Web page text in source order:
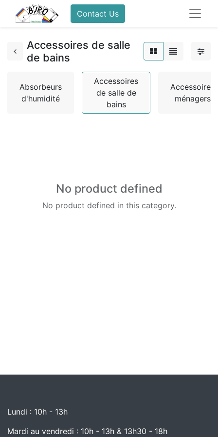
Contact Us
Accessoires de salle
de bains
Absorbeurs
d'humidité
Accessoires
de salle de
bains
Accessoires
ménagers
No product defined
No product defined in this category.
Lundi : 10h - 13h
Mardi au vendredi : 10h - 13h & 13h30 - 18h